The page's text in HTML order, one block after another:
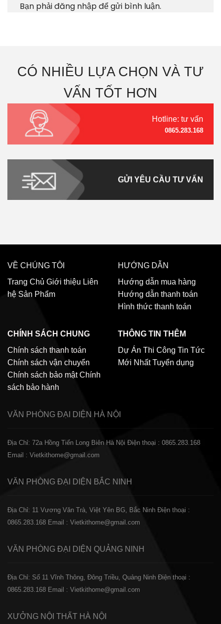
Bạn phảiđăng nhậpđể gửi bình luận.
CÓ NHIỀU LỰA CHỌN VÀ TƯ
VẤN TỐT HƠN
Hotline: tư vấn
0865.283.168
GỬI YÊU CẦU TƯ VẤN
VỀ CHÚNG TÔI
Trang Chủ Giới thiệu Liên
hệ Sản Phẩm
HƯỚNG DẪN
Hướng dẫn mua hàng
Hướng dẫn thanh toán
Hình thức thanh toán
CHÍNH SÁCH CHUNG
Chính sách thanh toán
Chính sách vận chuyển
Chính sách bảo mật Chính
sách bảo hành
THÔNG TIN THÊM
Dự Án Thi Công Tin Tức
Mới Nhất Tuyển dụng
VĂN PHÒNG ĐẠI DIỆN HÀ NỘI
Địa Chỉ: 72a Hồng Tiến Long Biên Hà Nội Điện thoại : 0865.283.168
Email : Vietkithome@gmail.com
VĂN PHÒNG ĐẠI DIỆN BẮC NINH
Địa Chỉ: 11 Vương Văn Trà, Việt Yên BG, Bắc Ninh Điện thoại :
0865.283.168 Email : Vietkithome@gmail.com
VĂN PHÒNG ĐẠI DIỆN QUẢNG NINH
Địa Chỉ: Số 11 Vĩnh Thông, Đông Triều, Quảng Ninh Điện thoại :
0865.283.168 Email : Vietkithome@gmail.com
XƯỞNG NỘI THẤT HÀ NỘI